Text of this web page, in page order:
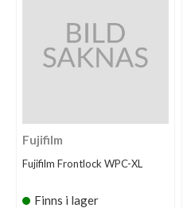
Fujifilm
Fujifilm Frontlock WPC-XL
Finns i lager